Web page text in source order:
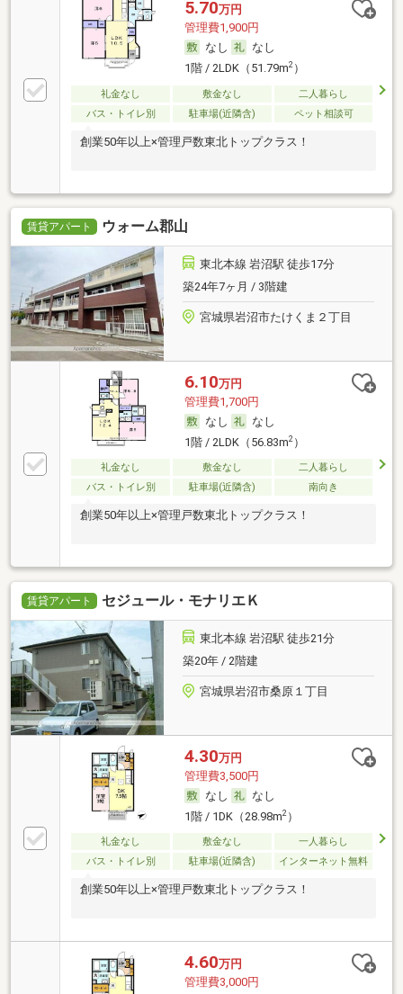
5.70万円
管理費1,900円
なし
なし
1階 / 2LDK（51.79m2）
礼金なし 敷金なし
二人暮らし
バス・トイレ別
駐車場(近隣含) ペット相談可
創業50年以上×管理戸数東北トップクラス！
賃貸アパート ウォーム郡山
東北本線 岩沼駅 徒歩17分
築24年7ヶ月 / 3階建
宮城県岩沼市たけくま２丁目
6.10万円
管理費1,700円
なし
なし
1階 / 2LDK（56.83m2）
礼金なし 敷金なし
二人暮らし
バス・トイレ別
駐車場(近隣含) 南向き
創業50年以上×管理戸数東北トップクラス！
賃貸アパート セジュール・モナリエＫ
東北本線 岩沼駅 徒歩21分
築20年 / 2階建
宮城県岩沼市桑原１丁目
4.30万円
管理費3,500円
なし
なし
1階 / 1DK（28.98m2）
礼金なし 敷金なし
一人暮らし
バス・トイレ別
駐車場(近隣含) インターネット無料
創業50年以上×管理戸数東北トップクラス！
4.60万円
管理費3,000円